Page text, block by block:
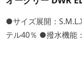
●サイズ展開：
テル40％ ●撥水機能